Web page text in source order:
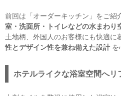
前回は「オーダーキッチン」をご紹
室・洗面所・トイレなどの水まわり
土地柄、外国人のお客様にも快適に
性とデザイン性を兼ね備えた設計 を
ホテルライクな浴室空間へリ